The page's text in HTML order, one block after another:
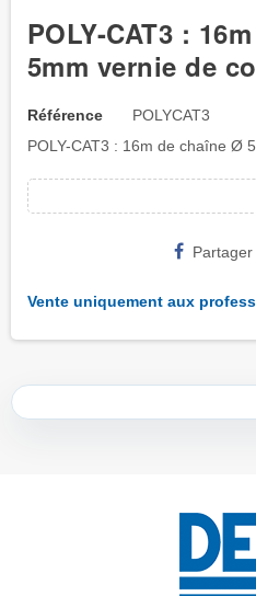
POLY-CAT3 :
5mm vernie de
Référence
POLYCAT3
POLY-CAT3 : 16m de chaîne Ø
Partager
Vente uniquement aux